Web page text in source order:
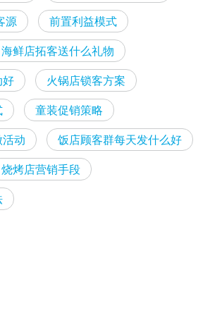
源
前置利益模式
海鲜店拓客送什么礼物
好
火锅店锁客方案
童装促销策略
动
饭店顾客群每天发什么好
烧烤店营销手段